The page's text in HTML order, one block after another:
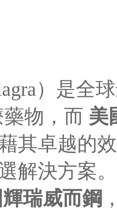
）是全
藥物，而 美
其卓越的
解決方案
瑞威而鋼